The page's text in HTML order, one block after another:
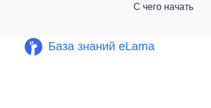
База знаний eLama
С чего начать